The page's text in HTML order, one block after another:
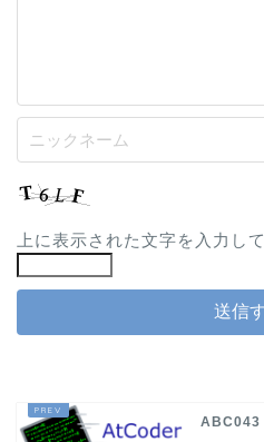
上に表示された文字を入力し
ABC043